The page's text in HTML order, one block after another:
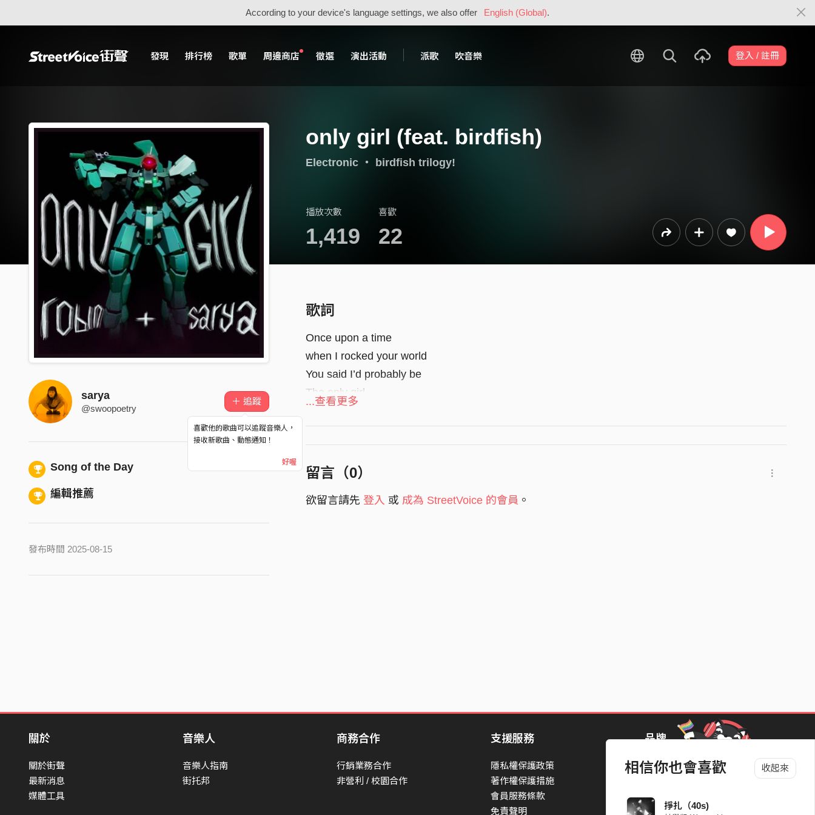
According to your device's language settings, we also offer English (Global).
發現 排行榜 歌單 周邊商店 徵選 演出活動 派歌 吹音樂 登入 / 註冊
相信你也會喜歡 收起來
掙扎（40s)
only girl (feat. birdfish)
Electronic・ birdfish trilogy!
播放次數
1,419
喜歡
22
sarya
@swoopoetry
＋ 追蹤
喜歡他的歌曲可以追蹤音樂人，
接收新歌曲、動態通知！
好喔
Song of the Day
編輯推薦
發布時間 2025-08-15
歌詞
Once upon a time
when I rocked your world
You said I’d probably be
The only girl
But it seems like you have a lot to do
Too young to even know how to choose
Who you love
Oh, what am I gonna do?
CHORUS
...查看更多
留言（0）
欲留言請先 登入 或 成為 StreetVoice 的會員 。
關於
關於街聲
最新消息
媒體工具
音樂人
音樂人指南
街托邦
商務合作
行銷業務合作
非營利 / 校園合作
支援服務
隱私權保護政策
著作權保護措施
會員服務條款
免責聲明
品牌
StreetVoice Awards 街聲音樂獎
Blow 吹音樂
Packer 派歌